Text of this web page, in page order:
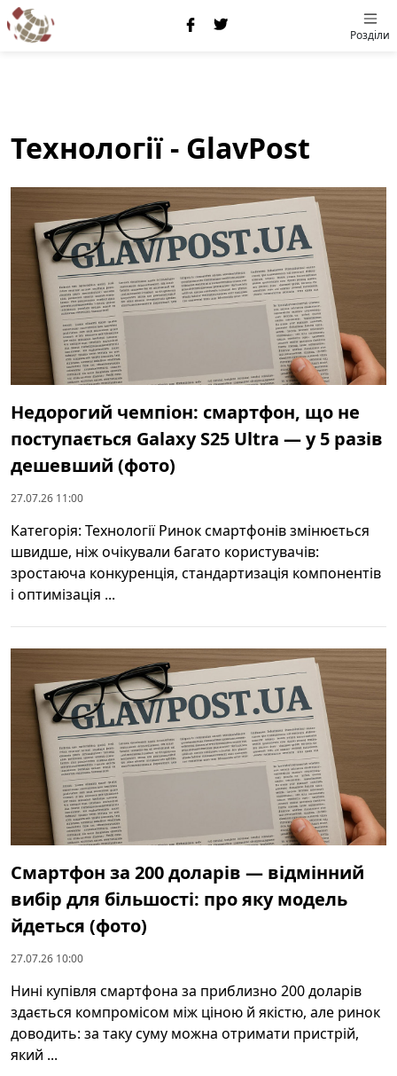
Розділи
Технології - GlavPost
Недорогий чемпіон: смартфон, що не
поступається Galaxy S25 Ultra — у 5 разів
дешевший (фото)
27.07.26 11:00
Категорія: Технології Ринок смартфонів змінюється
швидше, ніж очікували багато користувачів:
зростаюча конкуренція, стандартизація компонентів
і оптимізація ...
Смартфон за 200 доларів — відмінний
вибір для більшості: про яку модель
йдеться (фото)
27.07.26 10:00
Нині купівля смартфона за приблизно 200 доларів
здається компромісом між ціною й якістю, але ринок
доводить: за таку суму можна отримати пристрій,
який ...